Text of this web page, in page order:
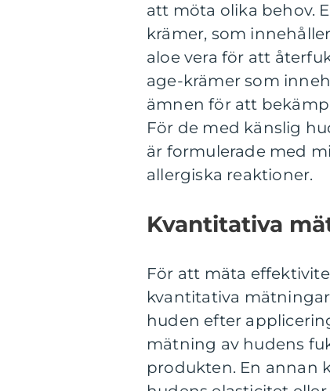
att möta olika behov.
krämer, som
aloe vera för att
age-krämer som
ämnen för att
För de med känslig
är formulerade med
allergiska reaktioner.
Kvantitativa
För att mäta
kvantitativa
huden efter
mätning av hudens
produkten. En annan